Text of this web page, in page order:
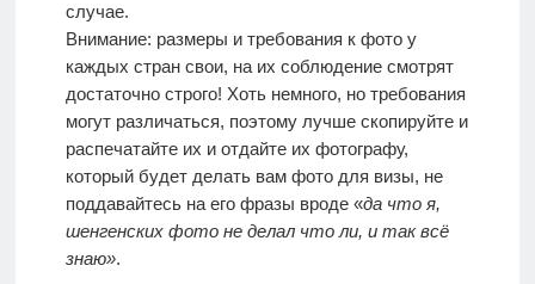
случае.
Внимание: размеры и требования к фото у
каждых стран свои, на их соблюдение смотрят
достаточно строго! Хоть немного, но требования
могут различаться, поэтому лучше скопируйте и
распечатайте их и отдайте их фотографу,
который будет делать вам фото для визы, не
поддавайтесь на его фразы вроде «да что я,
шенгенских фото не делал что ли, и так всё
знаю».